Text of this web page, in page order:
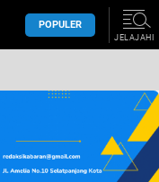
POPULER
JELAJAHI